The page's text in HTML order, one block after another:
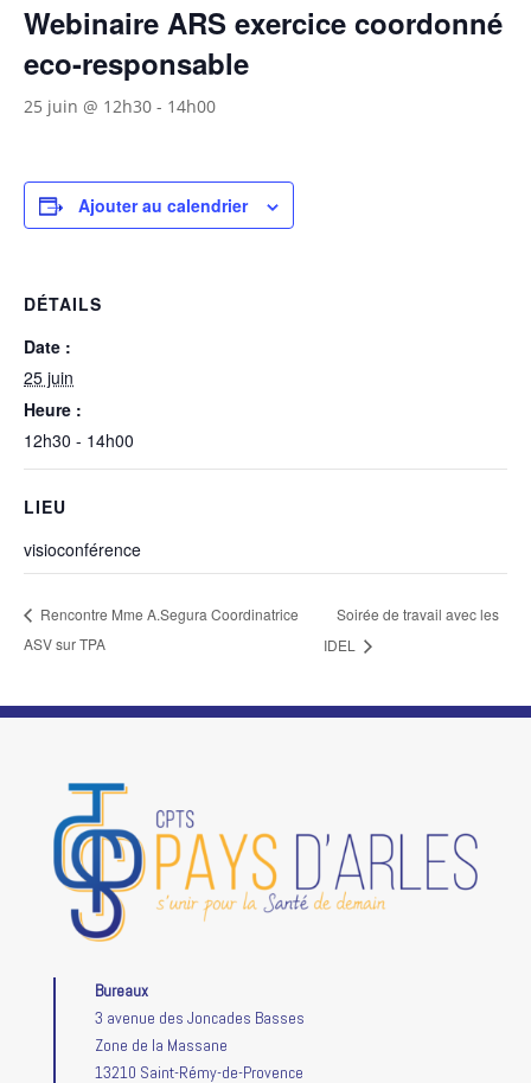
Webinaire ARS exercice coordonné
eco-responsable
25 juin @ 12h30 - 14h00
Ajouter au calendrier
DÉTAILS
Date :
25 juin
Heure :
12h30 - 14h00
LIEU
visioconférence
Rencontre Mme A.Segura Coordinatrice
ASV sur TPA
Soirée de travail avec les
IDEL
Bureaux
3 avenue des Joncades Basses
Zone de la Massane
13210 Saint-Rémy-de-Provence